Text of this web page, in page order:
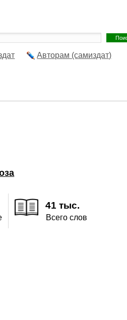
Авторам (самиздат)
41 тыс.
Всего слов